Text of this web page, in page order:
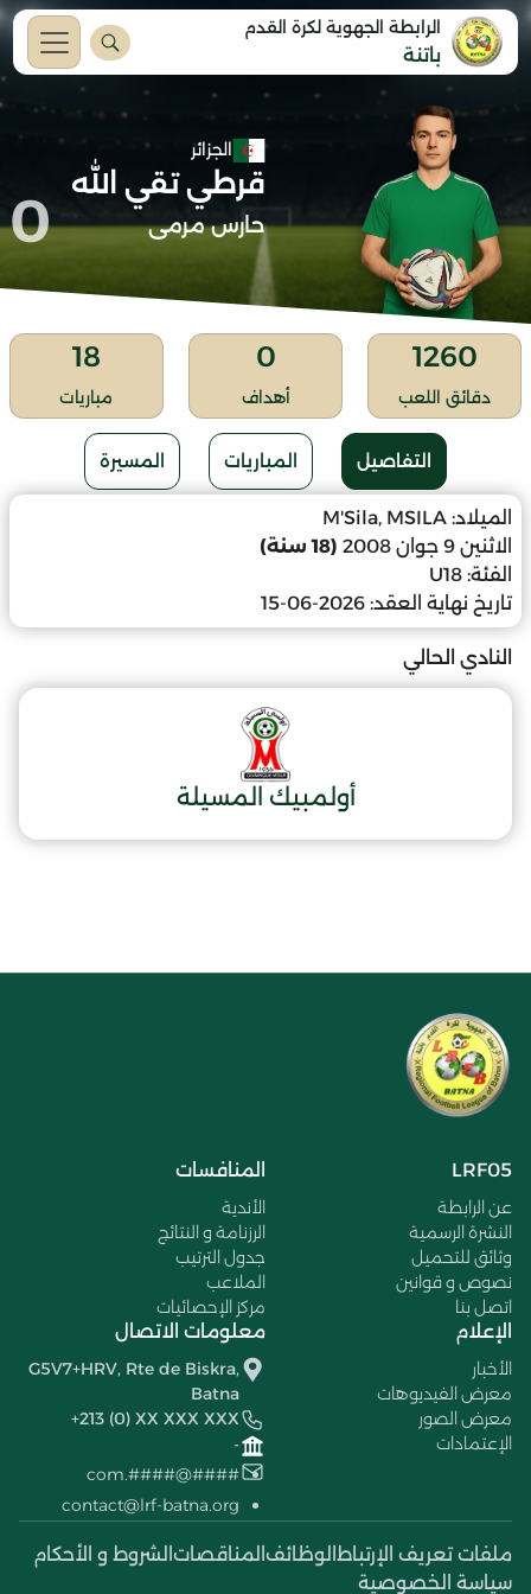
الرابطة الجهوية لكرة القدم
باتنة
الجزائر
قرطي تقي الله
حارس مرمى 0
1260
دقائق اللعب
0
أهداف
18
مباريات
التفاصيل المباريات المسيرة
الميلاد: M'Sila, MSILA
الاثنين 9 جوان 2008
(18 سنة)
الفئة: U18
تاريخ نهاية العقد: 2026-06-15
النادي الحالي
أولمبيك المسيلة
LRF05
عن الرابطة
النشرة الرسمية
وثائق للتحميل
نصوص و قوانين
اتصل بنا
المنافسات
الأندية
الرزنامة و النتائج
جدول الترتيب
الملاعب
مركز الإحصائيات
الإعلام
الأخبار
معرض الفيديوهات
معرض الصور
الإعتمادات
معلومات الاتصال
G5V7+HRV, Rte de Biskra,
Batna
+213 (0) XX XXX XXX
-
####@####.com
contact@lrf-batna.org
ملفات تعريف الإرتباط الوظائف المناقصات الشروط و الأحكام
سياسة الخصوصية